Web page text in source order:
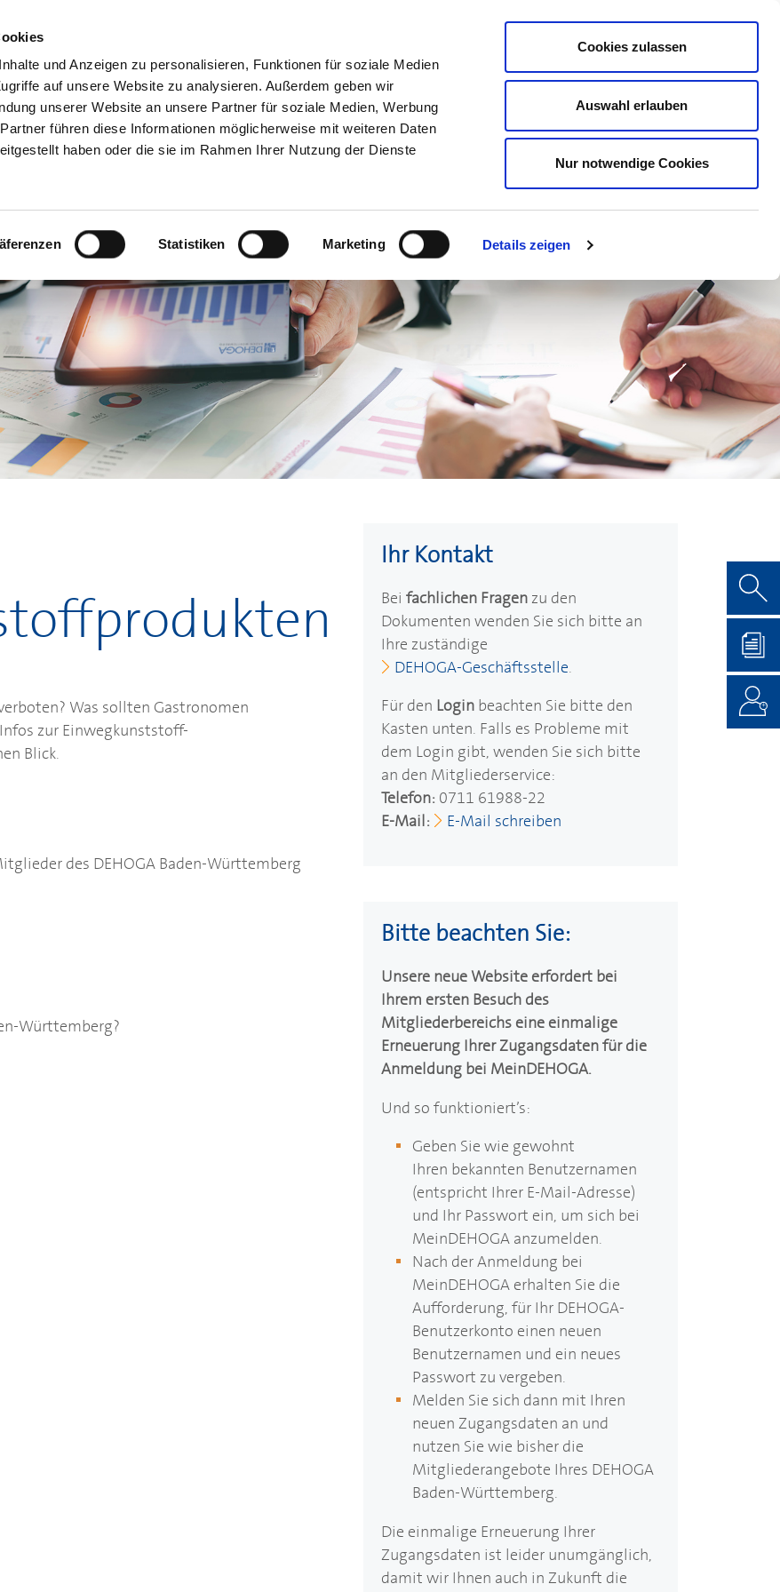
und Anzeigen zu personalisieren, Funktionen für soziale Medien
auf unsere Website zu analysieren. Außerdem geben wir
unserer Website an unsere Partner für soziale Medien, Werbung
führen diese Informationen möglicherweise mit weiteren Daten
haben oder die sie im Rahmen Ihrer Nutzung der Dienste
Statistiken Marketing Details zeigen
Cookies zulassen
Auswahl erlauben
Nur notwendige Cookies
MITMACHEN INFORMIEREN SPAREN & PARTNER BERATEN AUSZEICHNEN
Was sollten Gastronomen
zur Einwegkunststoff-
Blick.
des DEHOGA Baden-Württemberg
Württemberg?
Ihr Kontakt
Beifachlichen Fragen zu den
Dokumenten wenden Sie sich bitte an
Ihre zuständige
DEHOGA-Geschäftsstelle.
Für den Login beachten Sie bitte den
Kasten unten. Falls es Probleme mit
dem Login gibt, wenden Sie sich bitte
an den Mitgliederservice:
Telefon: 0711 61988-22
E-Mail:
E-Mail schreiben
Bitte beachten Sie:
Unsere neue Website erfordert bei
Ihrem ersten Besuch des
Mitgliederbereichs eine einmalige
Erneuerung Ihrer Zugangsdaten für die
Anmeldung bei MeinDEHOGA.
Und so funktioniert’s:
Geben Sie wie gewohnt
Ihren bekannten Benutzernamen
(entspricht Ihrer E-Mail-Adresse)
und Ihr Passwort ein, um sich bei
MeinDEHOGA anzumelden.
Nach der Anmeldung bei
MeinDEHOGA erhalten Sie die
Aufforderung, für Ihr DEHOGA-
Benutzerkonto einen neuen
Benutzernamen und ein neues
Passwort zu vergeben.
Melden Sie sich dann mit Ihren
neuen Zugangsdaten an und
nutzen Sie wie bisher die
Mitgliederangebote Ihres DEHOGA
Baden-Württemberg.
Die einmalige Erneuerung Ihrer
Zugangsdaten ist leider unumgänglich,
damit wir Ihnen auch in Zukunft die